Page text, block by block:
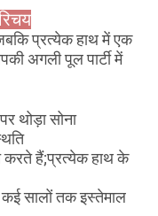
प्रत्येक हाथ में एक
अगली पूल पार्टी में
थोड़ा सोना
करते हैं;प्रत्येक हाथ के
सालों तक इस्तेमाल